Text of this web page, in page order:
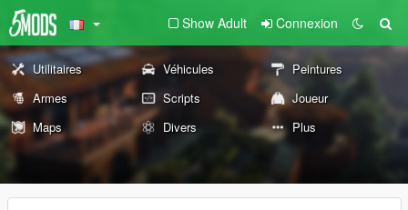
Show Adult Connexion
Utilitaires Véhicules
Peintures
Armes
Scripts
Joueur
Maps
Divers Plus